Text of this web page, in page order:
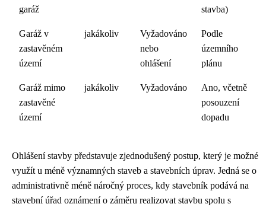
garáž
stavba)
Garáž v
zastavěném
území
jakákoliv
Vyžadováno
nebo
ohlášení
Podle
územního
plánu
Garáž mimo
zastavěné
území
jakákoliv Vyžadováno
Ano, včetně
posouzení
dopadu
Ohlášení stavby představuje zjednodušený postup, který je možné
využít u méně významných staveb a stavebních úprav. Jedná se o
administrativně méně náročný proces, kdy stavebník podává na
stavební úřad oznámení o záměru realizovat stavbu spolu s